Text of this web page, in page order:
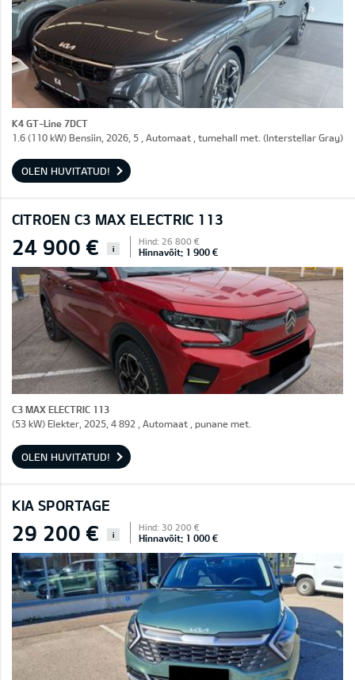
K4 GT-Line 7DCT
1.6 (110 kW) Bensiin, 2026, 5 , Automaat , tumehall met. (Interstellar Gray)
OLEN HUVITATUD!
CITROEN C3 MAX ELECTRIC 113
24 900 € i
Hind: 26 800 €
Hinnavõit: 1 900 €
C3 MAX ELECTRIC 113
(53 kW) Elekter, 2025, 4 892 , Automaat , punane met.
OLEN HUVITATUD!
KIA SPORTAGE
29 200 € i
Hind: 30 200 €
Hinnavõit: 1 000 €